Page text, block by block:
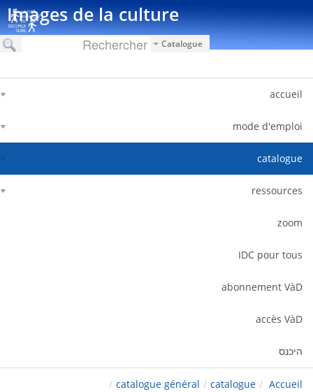
Images de la culture
Catalogue
accueil
mode d'emploi
catalogue
ressources
zoom
IDC pour tous
abonnement VàD
accès VàD
היכנס
Accueil
/
catalogue
/
catalogue général
/